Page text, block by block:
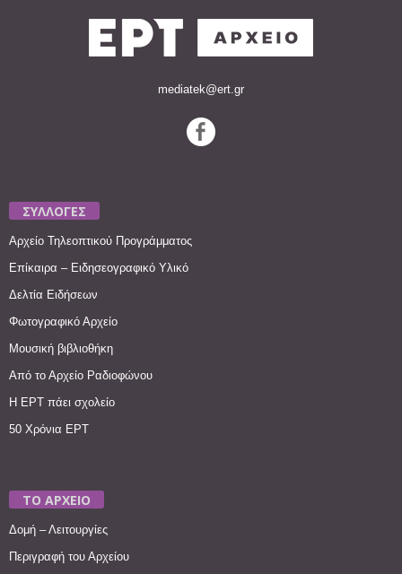
mediatek@ert.gr
ΣΥΛΛΟΓΕΣ
Αρχείο Τηλεοπτικού Προγράμματος
Επίκαιρα – Ειδησεογραφικό Υλικό
Δελτία Ειδήσεων
Φωτογραφικό Αρχείο
Μουσική βιβλιοθήκη
Από το Αρχείο Ραδιοφώνου
Η ΕΡΤ πάει σχολείο
50 Χρόνια ΕΡΤ
ΤΟ ΑΡΧΕΙΟ
Δομή – Λειτουργίες
Περιγραφή του Αρχείου